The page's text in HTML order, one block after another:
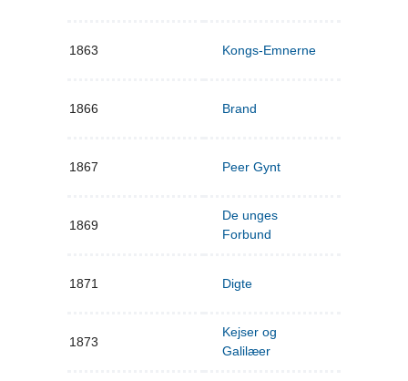
1863 Kongs-Emnerne
1866 Brand
1867 Peer Gynt
1869
De unges
Forbund
1871 Digte
1873
Kejser og
Galilæer